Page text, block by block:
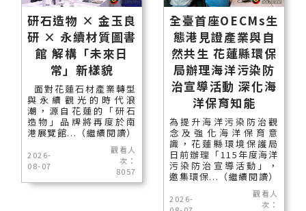
研石造物 × 金玉良
研 × 永續材質圖書
館 解構「未來日
常」新樣貌
面對花蓮石材產業轉型
與永續觀光的時代浪
潮，源自花蓮的「研石
造物」品牌將再度於南
港展覽館...（繼續閱讀）
2026-
08-07
觀看人
次：
8057
全臺首座OECMs生
態港見證產業與自
然共生 花蓮縣環保
局辦理海洋污染防
治宣導活動 深化海
洋保育知能
為提升海洋污染防治觀
念及強化海洋保育意
識，花蓮縣環境保護局
日前辦理「115年度海洋
污染防治宣導活動」，
邀集環保...（繼續閱讀）
2026-
觀看人
次：